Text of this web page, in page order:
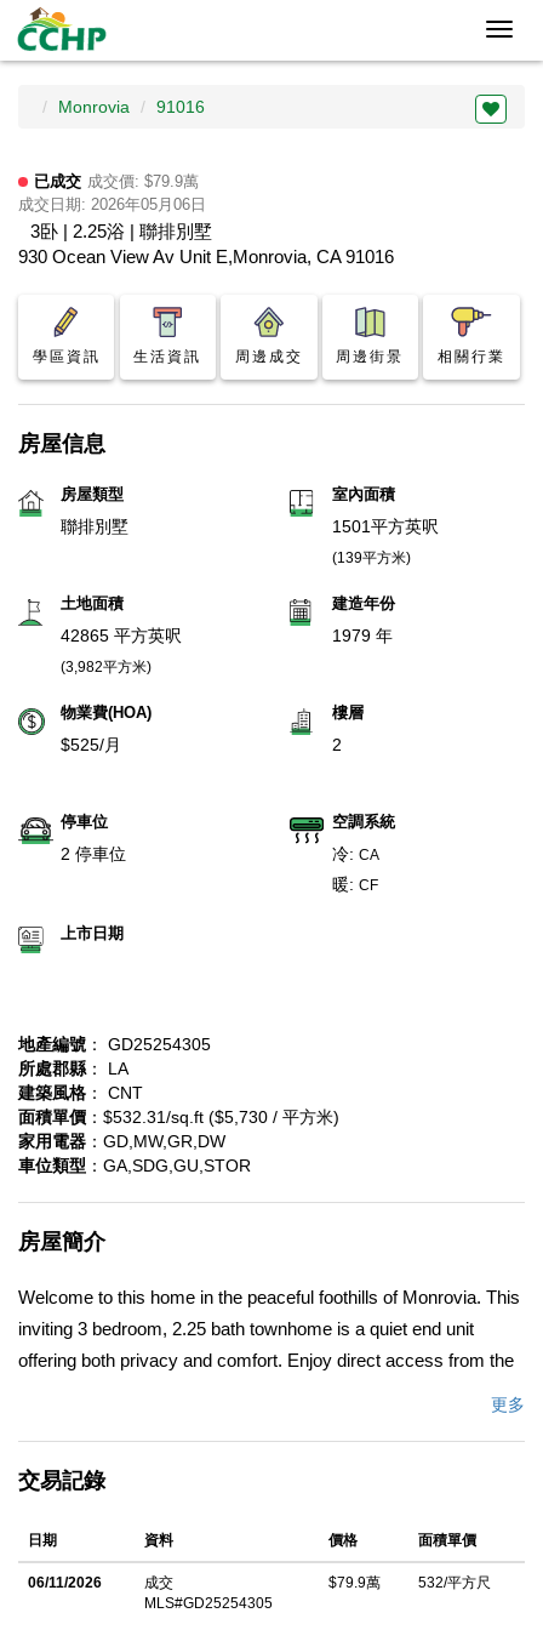
Monrovia 91016
已成交 成交價: $79.9萬
成交日期: 2026年05月06日
3卧 | 2.25浴 | 聯排別墅
930 Ocean View Av Unit E,Monrovia, CA 91016
學區資訊 生活資訊 周邊成交 周邊街景 相關行業
房屋信息
房屋類型
聯排別墅
室內面積
1501平方英呎
(139平方米)
土地面積
42865 平方英呎
(3,982平方米)
建造年份
1979 年
物業費(HOA)
$525/月
樓層
2
停車位
2 停車位
空調系統
冷: CA
暖: CF
上市日期
地產編號 ： GD25254305
所處郡縣 ： LA
建築風格 ： CNT
面積單價 ：$532.31/sq.ft ($5,730 / 平方米)
家用電器 ：GD,MW,GR,DW
車位類型 ：GA,SDG,GU,STOR
房屋簡介
Welcome to this home in the peaceful foothills of Monrovia. This
inviting 3 bedroom, 2.25 bath townhome is a quiet end unit
offering both privacy and comfort. Enjoy direct access from the
light, and stylish vinyl flooring. Sliding glass doors open to a
contemporary kitchen offers abundant cabinetry, generous
counter space, & a convenient breakfast bar ideal for casual
dining. Upstairs you'll find all three bedrooms, including a
更多
交易記錄
日期 資料 價格 面積單價
06/11/2026
成交
MLS#GD25254305
$79.9萬 532/平方尺